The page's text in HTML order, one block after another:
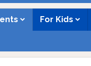
For Kids